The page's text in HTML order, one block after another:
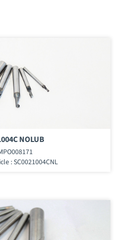
NOLUB
: SC0021004CNL